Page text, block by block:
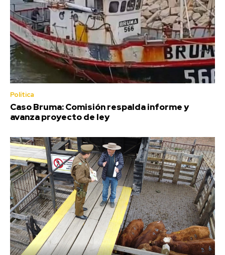
Política
Caso Bruma: Comisión respalda informe y
avanza proyecto de ley